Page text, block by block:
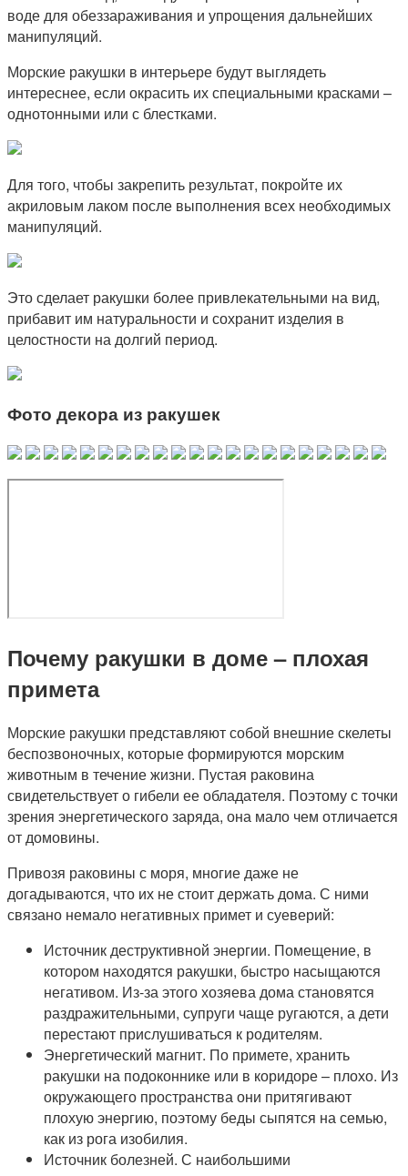
воде для обеззараживания и упрощения дальнейших
манипуляций.
Морские ракушки в интерьере будут выглядеть
интереснее, если окрасить их специальными красками –
однотонными или с блестками.
Для того, чтобы закрепить результат, покройте их
акриловым лаком после выполнения всех необходимых
манипуляций.
Это сделает ракушки более привлекательными на вид,
прибавит им натуральности и сохранит изделия в
целостности на долгий период.
Фото декора из ракушек
Почему ракушки в доме – плохая
примета
Морские ракушки представляют собой внешние скелеты
беспозвоночных, которые формируются морским
животным в течение жизни. Пустая раковина
свидетельствует о гибели ее обладателя. Поэтому с точки
зрения энергетического заряда, она мало чем отличается
от домовины.
Привозя раковины с моря, многие даже не
догадываются, что их не стоит держать дома. С ними
связано немало негативных примет и суеверий:
Источник деструктивной энергии. Помещение, в
котором находятся ракушки, быстро насыщаются
негативом. Из-за этого хозяева дома становятся
раздражительными, супруги чаще ругаются, а дети
перестают прислушиваться к родителям.
Энергетический магнит. По примете, хранить
ракушки на подоконнике или в коридоре – плохо. Из
окружающего пространства они притягивают
плохую энергию, поэтому беды сыпятся на семью,
как из рога изобилия.
Источник болезней. С наибольшими